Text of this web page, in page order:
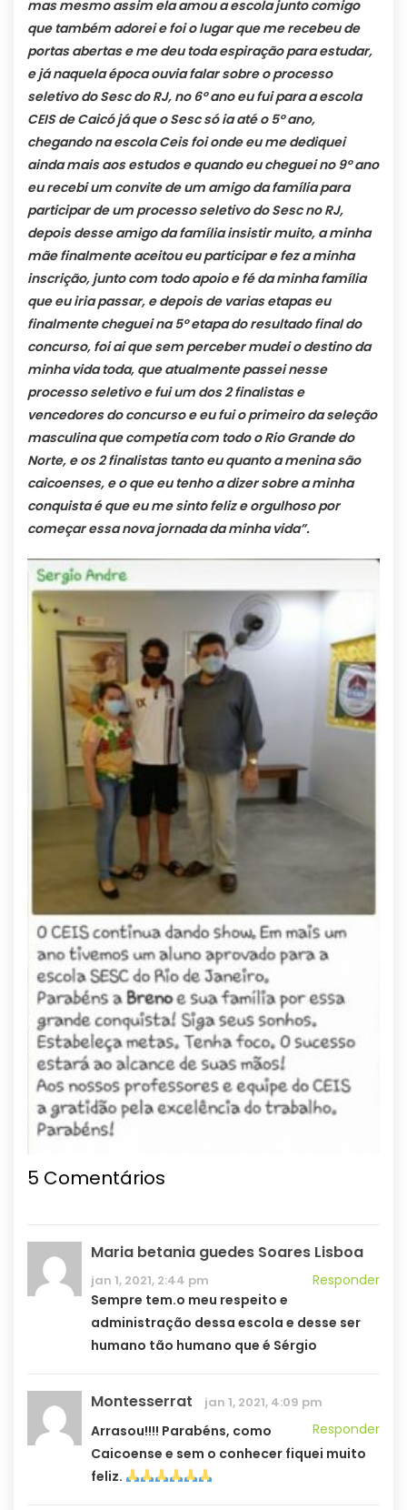
mas mesmo assim ela amou a escola junto comigo
que também adorei e foi o lugar que me recebeu de
portas abertas e me deu toda espiração para estudar,
e já naquela época ouvia falar sobre o processo
seletivo do Sesc do RJ, no 6º ano eu fui para a escola
CEIS de Caicó já que o Sesc só ia até o 5º ano,
chegando na escola Ceis foi onde eu me dediquei
ainda mais aos estudos e quando eu cheguei no 9º ano
eu recebi um convite de um amigo da família para
participar de um processo seletivo do Sesc no RJ,
depois desse amigo da família insistir muito, a minha
mãe finalmente aceitou eu participar e fez a minha
inscrição, junto com todo apoio e fé da minha família
que eu iria passar, e depois de varias etapas eu
finalmente cheguei na 5º etapa do resultado final do
concurso, foi ai que sem perceber mudei o destino da
minha vida toda, que atualmente passei nesse
processo seletivo e fui um dos 2 finalistas e
vencedores do concurso e eu fui o primeiro da seleção
masculina que competia com todo o Rio Grande do
Norte, e os 2 finalistas tanto eu quanto a menina são
caicoenses, e o que eu tenho a dizer sobre a minha
conquista é que eu me sinto feliz e orgulhoso por
começar essa nova jornada da minha vida”.
5 Comentários
Maria betania guedes Soares Lisboa
jan 1, 2021, 2:44 pm
Responder
Sempre tem.o meu respeito e
administração dessa escola e desse ser
humano tão humano que é Sérgio
Montesserrat jan 1, 2021, 4:09 pm
Responder
Arrasou!!!! Parabéns, como
Caicoense e sem o conhecer fiquei muito
feliz.